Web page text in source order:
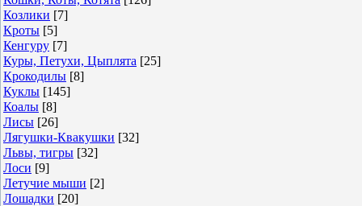
Козлики [7]
Кроты [5]
Кенгуру [7]
Куры, Петухи, Цыплята [25]
Крокодилы [8]
Куклы [145]
Коалы [8]
Лисы [26]
Лягушки-Квакушки [32]
Львы, тигры [32]
Лоси [9]
Летучие мыши [2]
Лошадки [20]